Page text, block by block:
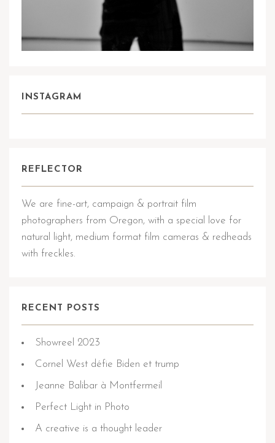
INSTAGRAM
REFLECTOR
We are fine-art, campaign & portrait film
photographers from Oregon, with a special love for
natural light, medium format film cameras & redheads
with freckles.
RECENT POSTS
Showreel 2023
Cornel West défie Biden et trump
Jeanne Balibar à Montfermeil
Perfect Light in Photo
A creative is a thought leader